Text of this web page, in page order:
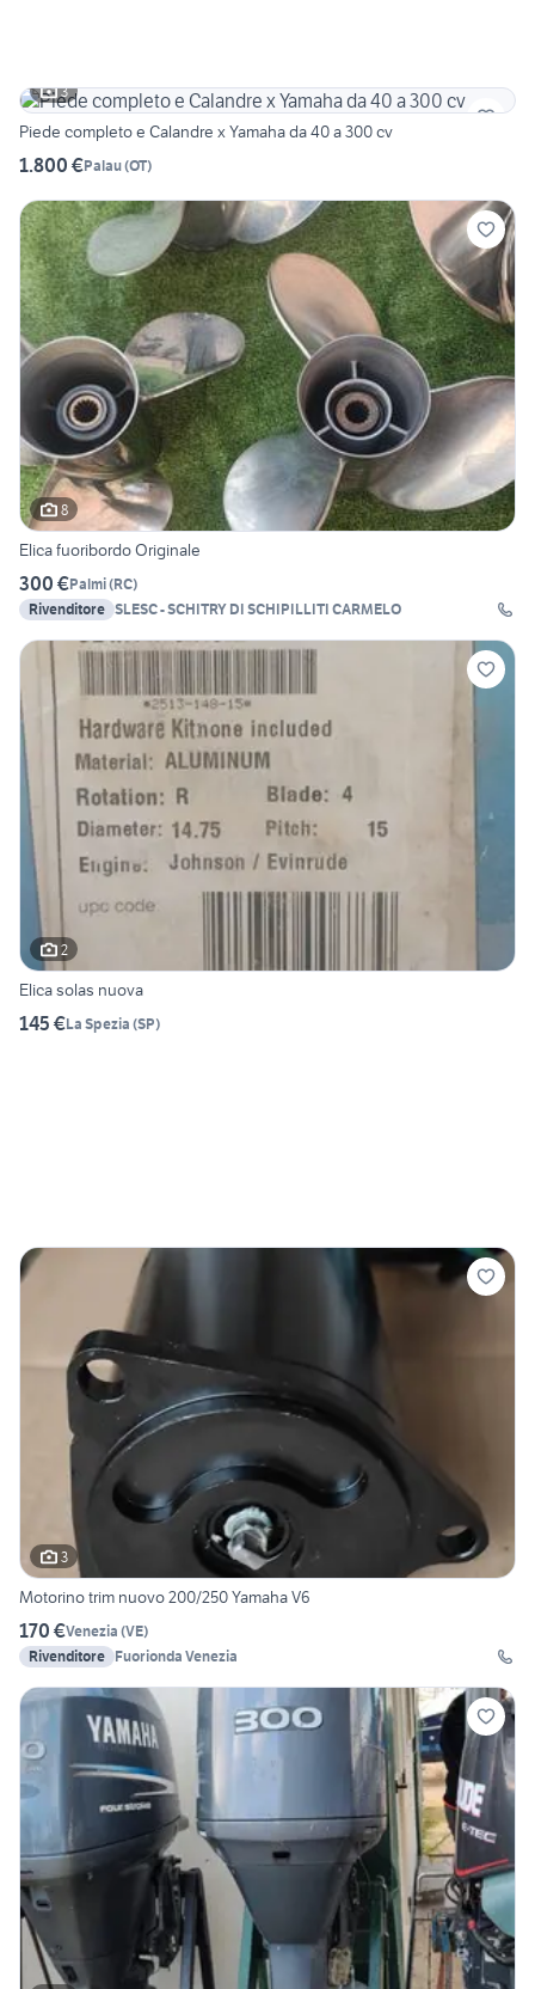
3
Piede completo e Calandre x Yamaha da 40 a 300 cv
1.800 €Palau(OT)
8
Elica fuoribordo Originale
300 €Palmi(RC)
Rivenditore SLESC - SCHITRY DI SCHIPILLITI CARMELO
2
Elica solas nuova
145 €La Spezia (SP)
3
Motorino trim nuovo 200/250 Yamaha V6
170 €Venezia (VE)
Rivenditore Fuorionda Venezia